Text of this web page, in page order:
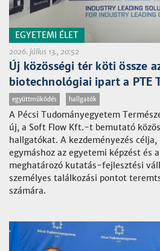
EGYETEMI ÉLET
2026. július 13., 20:52
Új közösségi tér köti össze
biotechnológiai ipart a PTE
együttműködés hallgatók
A Pécsi Tudományegyetem
új, a Soft Flow Kft.-t bemutató
hallgatókat. A kezdeményezés célja,
egymáshoz az egyetemi képzést és
meghatározó kutatás-fejlesztési
személyes találkozási pontot
számára.